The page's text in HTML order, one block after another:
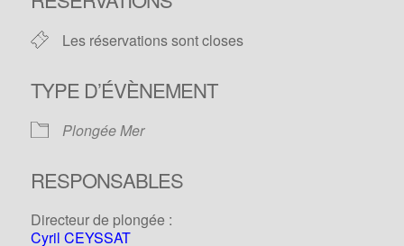
Les réservations sont closes
TYPE D’ÉVÈNEMENT
Plongée Mer
RESPONSABLES
Directeur de plongée :
Cyril CEYSSAT